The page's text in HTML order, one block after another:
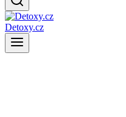
Detoxy.cz